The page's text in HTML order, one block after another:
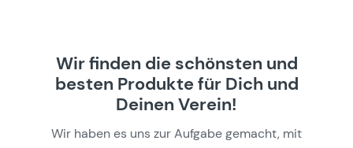
Wir finden die schönsten und
besten Produkte für Dich und
Deinen Verein!
Wir haben es uns zur Aufgabe gemacht, mit